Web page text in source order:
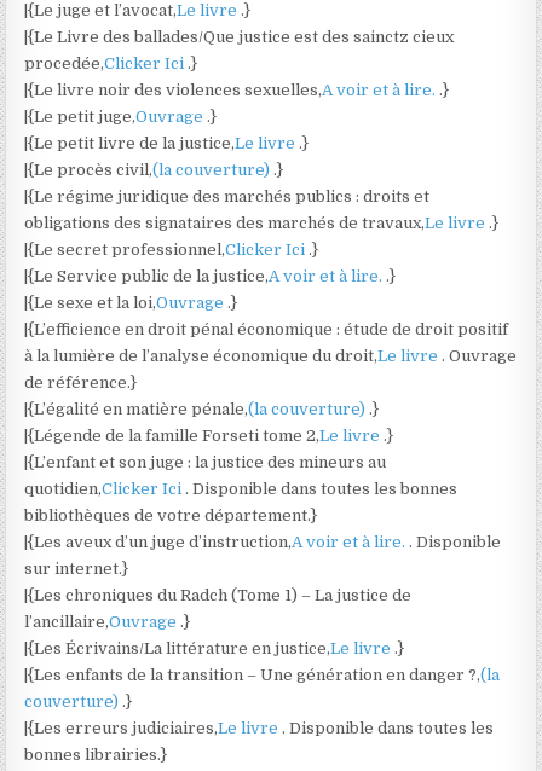
|{Le juge et l’avocat,Le livre.}
|{Le Livre des ballades/Que justice est des sainctz cieux
procedée,Clicker Ici.}
|{Le livre noir des violences sexuelles,A voir et à lire..}
|{Le petit juge,Ouvrage.}
|{Le petit livre de la justice,Le livre.}
|{Le procès civil,(la couverture).}
|{Le régime juridique des marchés publics : droits et
obligations des signataires des marchés de travaux,Le livre.}
|{Le secret professionnel,Clicker Ici.}
|{Le Service public de la justice,A voir et à lire..}
|{Le sexe et la loi,Ouvrage.}
|{L’efficience en droit pénal économique : étude de droit positif
à la lumière de l’analyse économique du droit,Le livre. Ouvrage
de référence.}
|{L’égalité en matière pénale,(la couverture).}
|{Légende de la famille Forseti tome 2,Le livre.}
|{L’enfant et son juge : la justice des mineurs au
quotidien,Clicker Ici. Disponible dans toutes les bonnes
bibliothèques de votre département.}
|{Les aveux d’un juge d’instruction,A voir et à lire.. Disponible
sur internet.}
|{Les chroniques du Radch (Tome 1) – La justice de
l’ancillaire,Ouvrage.}
|{Les Écrivains/La littérature en justice,Le livre.}
|{Les enfants de la transition – Une génération en danger ?,(la
couverture).}
|{Les erreurs judiciaires,Le livre. Disponible dans toutes les
bonnes librairies.}